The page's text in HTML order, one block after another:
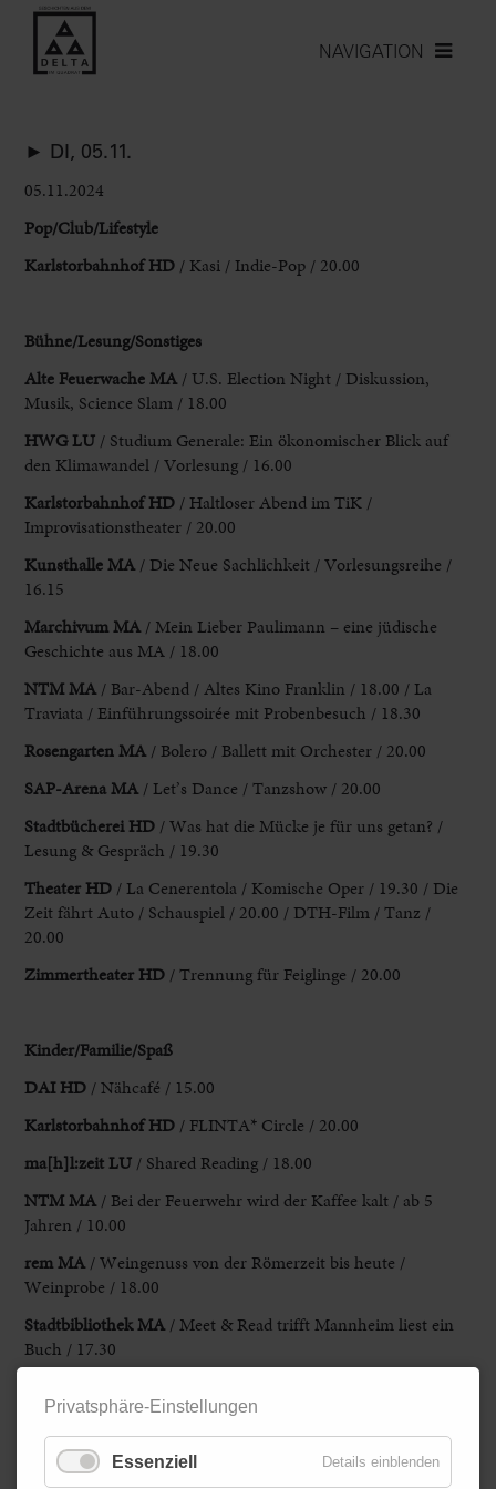
NAVIGATION
► DI, 05.11.
05.11.2024
Pop/Club/Lifestyle
Karlstorbahnhof HD / Kasi / Indie-Pop / 20.00
Bühne/Lesung/Sonstiges
Alte Feuerwache MA / U.S. Election Night / Diskussion,
Musik, Science Slam / 18.00
HWG LU / Studium Generale: Ein ökonomischer Blick auf
den Klimawandel / Vorlesung / 16.00
Karlstorbahnhof HD / Haltloser Abend im TiK /
Improvisationstheater / 20.00
Kunsthalle MA / Die Neue Sachlichkeit / Vorlesungsreihe /
16.15
MarchivumMA / Mein Lieber Paulimann – eine jüdische
Geschichte ausMA / 18.00
NTM MA / Bar-Abend / Altes Kino Franklin / 18.00 / La
Traviata / Einführungssoirée mit Probenbesuch / 18.30
Rosengarten MA / Bolero / Ballett mit Orchester / 20.00
SAP-Arena MA / Let’s Dance / Tanzshow / 20.00
Stadtbücherei HD / Was hat die Mücke je für uns getan? /
Lesung & Gespräch / 19.30
Theater HD / La Cenerentola / Komische Oper / 19.30 / Die
Zeit fährt Auto / Schauspiel / 20.00 / DTH-Film / Tanz /
20.00
Zimmertheater HD / Trennung für Feiglinge / 20.00
Kinder/Familie/Spaß
DAI HD / Nähcafé / 15.00
Karlstorbahnhof HD / FLINTA* Circle / 20.00
ma[h]l:zeit LU / Shared Reading / 18.00
NTM MA / Bei der Feuerwehr wird der Kaffee kalt / ab 5
Jahren / 10.00
rem MA / Weingenuss von der Römerzeit bis heute /
Weinprobe / 18.00
Stadtbibliothek MA / Meet & Read trifft Mannheim liest ein
Buch / 17.30
11.00
HD/ Was brauchen Menschen in schwerer Erkrankung?
/ Vortrag / 19.00
Privatsphäre-Einstellungen
Essenziell Details einblenden